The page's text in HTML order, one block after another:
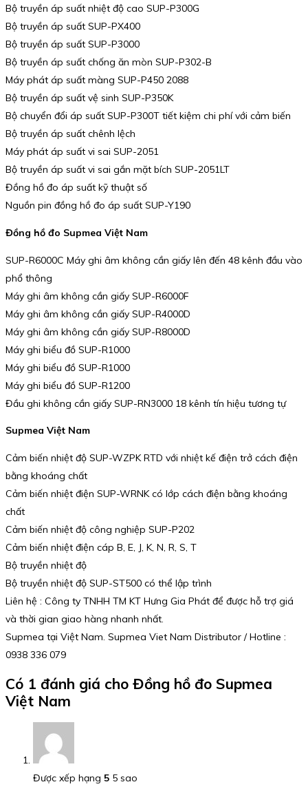
Bộ truyền áp suất nhiệt độ cao SUP-P300G
Bộ truyền áp suất SUP-PX400
Bộ truyền áp suất SUP-P3000
Bộ truyền áp suất chống ăn mòn SUP-P302-B
Máy phát áp suất màng SUP-P450 2088
Bộ truyền áp suất vệ sinh SUP-P350K
Bộ chuyển đổi áp suất SUP-P300T tiết kiệm chi phí với cảm biến
Bộ truyền áp suất chênh lệch
Máy phát áp suất vi sai SUP-2051
Bộ truyền áp suất vi sai gắn mặt bích SUP-2051LT
Đồng hồ đo áp suất kỹ thuật số
Nguồn pin đồng hồ đo áp suất SUP-Y190
Đồng hồ đo Supmea Việt Nam
SUP-R6000C Máy ghi âm không cần giấy lên đến 48 kênh đầu vào
phổ thông
Máy ghi âm không cần giấy SUP-R6000F
Máy ghi âm không cần giấy SUP-R4000D
Máy ghi âm không cần giấy SUP-R8000D
Máy ghi biểu đồ SUP-R1000
Máy ghi biểu đồ SUP-R1000
Máy ghi biểu đồ SUP-R1200
Đầu ghi không cần giấy SUP-RN3000 18 kênh tín hiệu tương tự
Supmea Việt Nam
Cảm biến nhiệt độ SUP-WZPK RTD với nhiệt kế điện trở cách điện
bằng khoáng chất
Cảm biến nhiệt điện SUP-WRNK có lớp cách điện bằng khoáng
chất
Cảm biến nhiệt độ công nghiệp SUP-P202
Cảm biến nhiệt điện cáp B, E, J, K, N, R, S, T
Bộ truyền nhiệt độ
Bộ truyền nhiệt độ SUP-ST500 có thể lập trình
Liên hệ : Công ty TNHH TM KT Hưng Gia Phát để được hỗ trợ giá
và thời gian giao hàng nhanh nhất.
Supmea tại Việt Nam. Supmea Viet Nam Distributor / Hotline :
0938 336 079
Có 1 đánh giá cho Đồng hồ đo Supmea
Việt Nam
Được xếp hạng 5 5 sao